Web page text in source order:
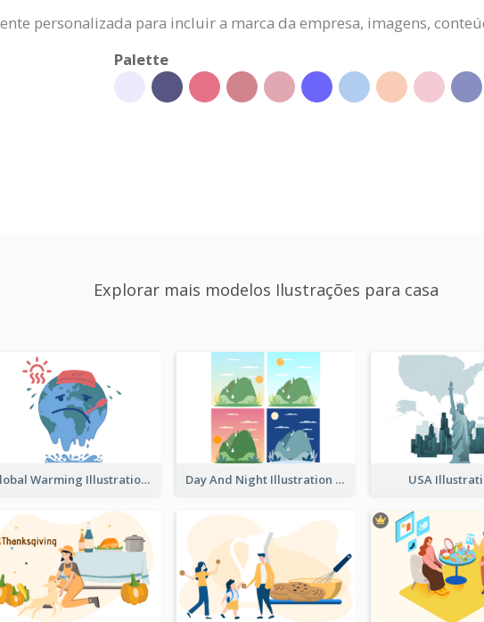
personalizada para incluir a marca da empresa, imagens,
Palette
Explorar mais modelos Ilustrações para casa
Global Warming Illustration Day And Night Illustration USA